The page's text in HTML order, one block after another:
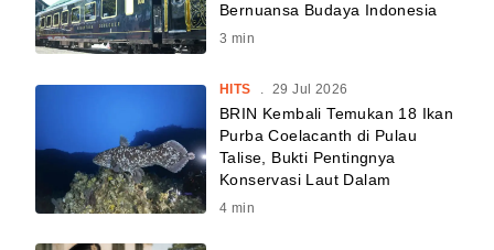
Bernuansa Budaya Indonesia
3 min
HITS . 29 Jul 2026
BRIN Kembali Temukan 18 Ikan
Purba Coelacanth di Pulau
Talise, Bukti Pentingnya
Konservasi Laut Dalam
4 min